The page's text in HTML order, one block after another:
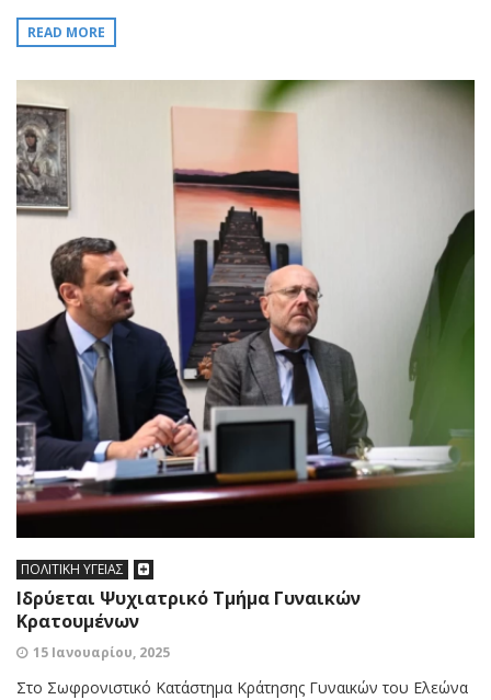
READ MORE
ΠΟΛΙΤΙΚΗ ΥΓΕΙΑΣ
Ιδρύεται Ψυχιατρικό Τμήμα Γυναικών
Κρατουμένων
15 Ιανουαρίου, 2025
Στο Σωφρονιστικό Κατάστημα Κράτησης Γυναικών του Ελεώνα